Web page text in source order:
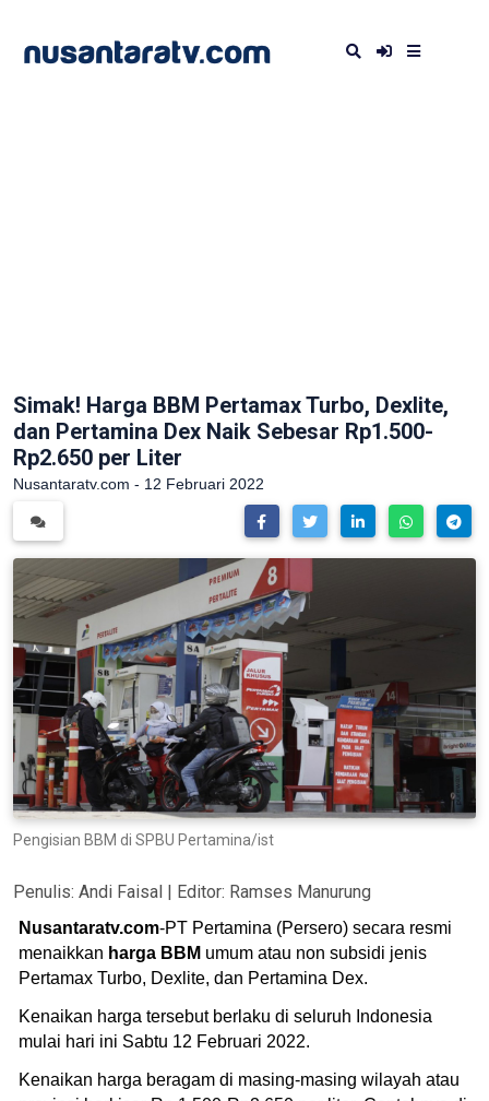
Simak! Harga BBM Pertamax Turbo, Dexlite,
dan Pertamina Dex Naik Sebesar Rp1.500-
Rp2.650 per Liter
Nusantaratv.com - 12 Februari 2022
Pengisian BBM di SPBU Pertamina/ist
Penulis: Andi Faisal | Editor: Ramses Manurung
Nusantaratv.com-PT Pertamina (Persero) secara resmi
menaikkan harga BBM umum atau non subsidi jenis
Pertamax Turbo, Dexlite, dan Pertamina Dex.
Kenaikan harga tersebut berlaku di seluruh Indonesia
mulai hari ini Sabtu 12 Februari 2022.
Kenaikan harga beragam di masing-masing wilayah atau